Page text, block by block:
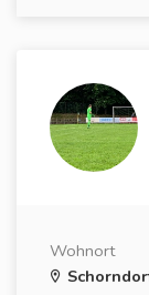
Wohnort